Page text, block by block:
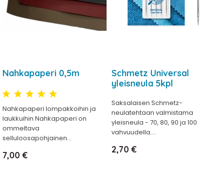
Nahkapaperi 0,5m
Nahkapaperi lompakkoihin ja
laukkuihin Nahkapaperi on
ommeltava
selluloosapohjainen...
Hinta
7,00 €
Schmetz Universal
yleisneula 5kpl
Saksalaisen Schmetz-
neulatehtaan valmistama
yleisneula - 70, 80, 90 ja 100
vahvuudella....
Hinta
2,70 €